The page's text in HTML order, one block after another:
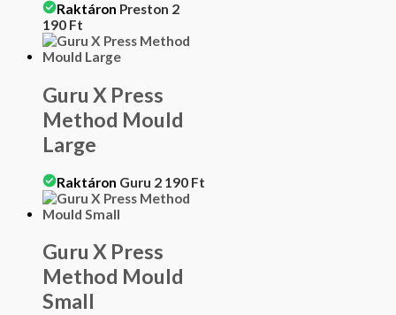
Raktáron Preston 2
190 Ft
Guru X Press
Method Mould
Large
Raktáron Guru 2 190 Ft
Guru X Press
Method Mould
Small